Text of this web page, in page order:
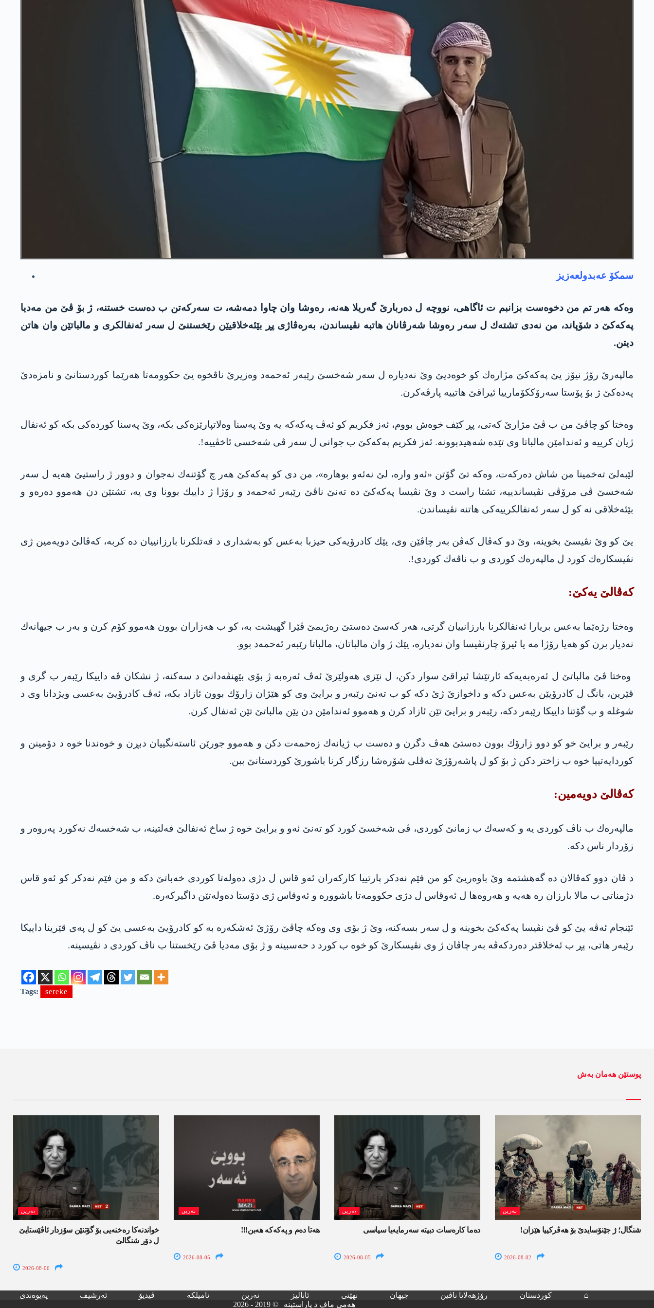
سمكۆ عه‌بدولعه‌زیز
وه‌كه‌ هه‌ر تم من دخوه‌ست بزانبم ت ئاگاهی، نووچه‌ ل ده‌ربارێ گه‌ریلا هه‌نه‌، ره‌وشا وان چا‌وا دمه‌شه‌، ت سه‌ركه‌تن ب ده‌ست خستنه‌، ژ بۆ ڤێ من مه‌دیا
په‌كه‌كێ د شۆپاند، من نه‌دی تشته‌ك ل سه‌ر ره‌وشا شه‌رڤانان هاتبه‌ نڤیساندن، به‌ره‌ڤاژی پڕ بێئه‌خلاقیێن رێخستنێ ل سه‌ر ئه‌نفالكری و مالباتێن وان هاتن
دیتن.
مالپه‌رێ رۆژ نیۆز یێ په‌كه‌كێ مژاره‌ك كو خوه‌دیێ وێ نه‌دیاره‌ ل سه‌ر شه‌خسێ رێبه‌ر ئه‌حمه‌د وه‌زیرێ ناڤخوه‌ یێ حكوومه‌تا هه‌رێما كوردستانێ و نامزه‌دێ
په‌ده‌كێ ژ بۆ پۆستا سه‌رۆككۆمارییا ئیراقێ هاتییه‌ پارڤه‌كرن.
وه‌ختا كو چاڤێ من ب ڤێ مژارێ كه‌تی، پڕ كێف خوه‌ش بووم، ئه‌ز فكریم كو ئه‌ڤ په‌كه‌كه‌ یه‌ وێ په‌سنا وه‌لاتپارێزه‌كی بكه‌، وێ په‌سنا كورده‌كی بكه‌ كو ئه‌نفال
ژیان كرییه‌ و ئه‌ندامێن مالباتا وی تێده‌ شه‌هیدبوونه‌. ئه‌ز فكریم په‌كه‌كێ ب جوانی ل سه‌ر ڤی شه‌خسی ئاخڤییه‌!.
لێبه‌لێ ته‌خمینا من شاش ده‌ركه‌ت، وه‌كه‌ تێ گۆتن «ئه‌و واره‌، لێ نه‌ئه‌و بوهاره»‌، من دی كو په‌كه‌كێ هه‌ر چ گۆتنه‌ك نه‌جوان و دوور ژ راستیێ هه‌یه‌ ل سه‌ر
شه‌خسێ ڤى مرۆڤی نڤیساندییه‌، تشتا راست د وێ نڤیسا په‌كه‌كێ ده‌ ته‌نێ ناڤێ رێبه‌ر ئه‌حمه‌د و رۆژا ژ داییك بوونا وی یه‌، تشتێن دن هه‌موو ده‌ره‌و و
بێئه‌خلاقی نه‌ كو ل سه‌ر ئه‌نفالكرییه‌كی هاتنه‌ نڤیساندن.
یێ كو وێ نڤیسێ بخوینه‌، وێ دو كه‌ڤال كه‌ڤن به‌ر چاڤێن وی، یێك كادرۆیه‌كی حیزبا به‌عس كو به‌شداری د قه‌تلكرنا بارزانییان ده‌ كربه‌، كه‌ڤالێ دویه‌مین ژی
نڤیسكاره‌ك كورد ل مالپه‌ره‌ك كوردی و ب ناڤه‌ك كوردی!.
كه‌ڤالێ یه‌كێ:
وه‌ختا رژه‌ێما به‌عس بریارا ئه‌نفالكرنا بارزانییان گرتی، هه‌ر كه‌سێ ده‌ستێ ره‌ژیمێ ڤێرا گهیشت به‌، كو ب هه‌زاران بوون هه‌موو كۆم كرن و به‌ر ب جیهانه‌ك
نه‌دیار برن كو هه‌یا رۆژا مه‌ یا ئیرۆ چارنڤیسا وان نه‌دیاره‌، یێك ژ وان مالباتان، مالباتا رێبه‌ر ئه‌حمه‌د بوو.
وه‌ختا ڤێ مالباتێ ل ئه‌ره‌به‌یه‌كه‌ ئارتێشا ئیراقێ سوار دكن، ل نێزى هه‌ولێرێ ئه‌ڤ ئه‌ره‌به‌ ژ بۆی بێهنڤه‌دانێ د سه‌كنه‌، ژ نشكان ڤه‌ داییكا رێبه‌ر ب گری و
قێرین، بانگ ل كادرۆیێن به‌عس دكه‌ و داخوازێ ژێ دكه‌ كو ب ته‌نێ رێبه‌ر و برایێ وى كو هێژان زارۆك بوون ئازاد بكه‌، ئه‌ڤ كادرۆیێ به‌عسی ویژدانا وى د
شوغله‌ و ب گۆتنا داییكا رێبه‌ر دكه‌، رێبه‌ر و برایێ تێن ئازاد كرن و هه‌موو ئه‌ندامێن دن یێن مالباتێ تێن ئه‌نفال كرن.
رێبه‌ر و برایێ خو كو دوو زارۆك بوون ده‌ستێ هه‌ڤ دگرن و ده‌ست ب ژیانه‌ك زه‌حمه‌ت دكن و هه‌موو جورێن ئاسته‌نگییان دبڕن و خوه‌ندنا خوه‌ د دۆمینن و
كوردایه‌تییا خوه‌ ب زاختر دكن ژ بۆ كو ل پاشه‌رۆژێ ته‌ڤلی شۆره‌شا رزگار كرنا باشورێ كوردستانێ ببن.
كه‌ڤالێ دویه‌مین:
مالپه‌ره‌ك ب ناڤ كوردی یه‌ و كه‌سه‌ك ب زمانێ كوردى، ڤى شه‌خسێ كورد كو ته‌نێ ئه‌و و برایێ خوه‌ ژ ساخ ئه‌نفالێ فه‌لتینه‌، ب شه‌خسه‌ك نه‌كورد په‌روه‌ر و
زۆردار ناس دكه‌.
د ڤان دوو كه‌ڤالان ده‌ گه‌هشتمه‌ وێ باوه‌ریێ كو من فێم نه‌دكر پارتییا كاركه‌ران ئه‌و قاس ل دژى ده‌وله‌تا كوردى خه‌باتێ دكه‌ و من فێم نه‌دكر كو ئه‌و قاس
دژمناتى ب مالا بارزان ره‌ هه‌یه‌ و هه‌روه‌ها ل ئه‌وقاس ل دژى حكوومه‌تا باشووره‌ و ئه‌وقاس ژی دۆستا ده‌وله‌تێن داگیركه‌ره‌.
ئێنجام ئه‌ڤه‌ یێ كو ڤێ نڤیسا په‌كه‌كێ بخوینه‌ و ل سه‌ر بسه‌كنه‌، وێ ژ بۆی وی وه‌كه‌ چاڤێ رۆژێ ئه‌شكه‌ره‌ به‌ كو كادرۆیێ به‌عسی یێ كو ل په‌ی قێرینا داییكا
رێبه‌ر هاتی، پڕ ب ئه‌خلاقتر ده‌ردكه‌ڤه‌ به‌ر چاڤان ژ وی نڤیسكارێ كو خوه‌ ب كورد د حه‌سبینه‌ و ژ بۆی مه‌دیا ڤێ رێخستنا ب ناڤ كوردی د نڤیسینه‌.
Tags: sereke
پوستێن ھەمان بەش
نەرین
خواندنه‌كا رەخنەیی بۆ گۆتنێن سۆزدار ئاڤێستایێ
ل دۆر شنگالێ
2026-08-06
نەرین
ھەتا دەم و پەکەکە ھەبن!!!
2026-08-05
نەرین
ده‌ما کاره‌سات دبیتە سه‌رمایه‌یا سیاسی
2026-08-05
نەرین
شنگال؛ ژ جێنۆسایدێ بۆ هەڤرکییا هێزان!
2026-08-02
پەیوەندی ئەرشیف ڤیدیۆ نامیلکە نەرین ئانالیز نھێنی جیھان رۆژھەلاتا ناڤین کوردستان
⌂
هەمی ماف د پاراستینە | © 2019 - 2026